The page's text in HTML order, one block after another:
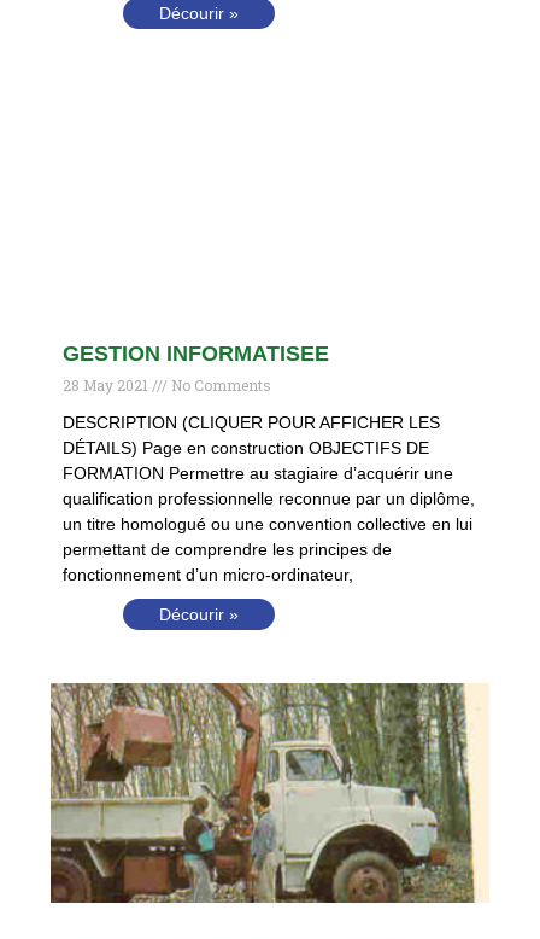
Décourir »
GESTION INFORMATISEE
28 May 2021
No Comments
DESCRIPTION (CLIQUER POUR AFFICHER LES
DÉTAILS) Page en construction OBJECTIFS DE
FORMATION Permettre au stagiaire d’acquérir une
qualification professionnelle reconnue par un diplôme,
un titre homologué ou une convention collective en lui
permettant de comprendre les principes de
fonctionnement d’un micro-ordinateur,
Décourir »